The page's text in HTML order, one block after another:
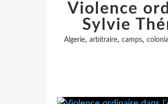
Violence
Sylvie
Algerie, arbitraire, camps, colonial